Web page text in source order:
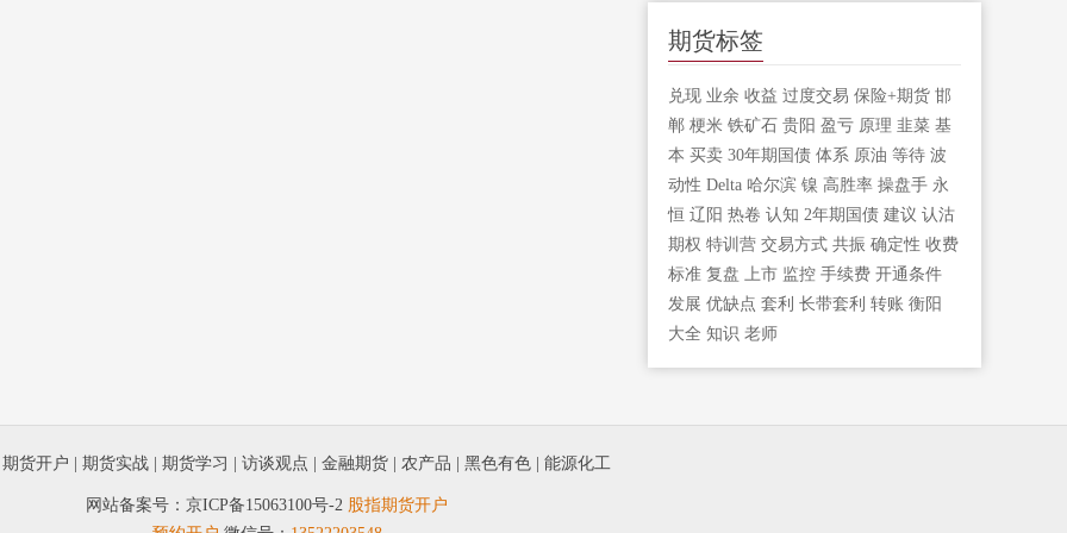
期货标签
兑现 业余 收益 过度交易 保险+期货 邯
郸 梗米 铁矿石 贵阳 盈亏 原理 韭菜 基
本 买卖 30年期国债 体系 原油 等待 波
动性 Delta 哈尔滨 镍 高胜率 操盘手 永
恒 辽阳 热卷 认知 2年期国债 建议 认沽
期权 特训营 交易方式 共振 确定性 收费
标准 复盘 上市 监控 手续费 开通条件
发展 优缺点 套利 长带套利 转账 衡阳
大全 知识 老师
期货开户 期货实战 期货学习 访谈观点 金融期货 农产品 黑色有色 能源化工
网站备案号： 京ICP备15063100号-2 股指期货开户